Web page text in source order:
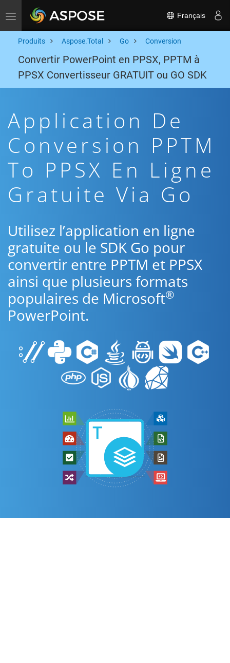
Toggle navigation Français
Produits Aspose.Total Go Conversion
Convertir PowerPoint en PPSX, PPTM à
PPSX Convertisseur GRATUIT ou GO SDK
Application De
Conversion PPTM
To PPSX En Ligne
Gratuite Via Go
Utilisez l’application en ligne
gratuite ou le SDK Go pour
convertir entre PPTM et PPSX
ainsi que plusieurs formats
populaires de Microsoft®
PowerPoint.